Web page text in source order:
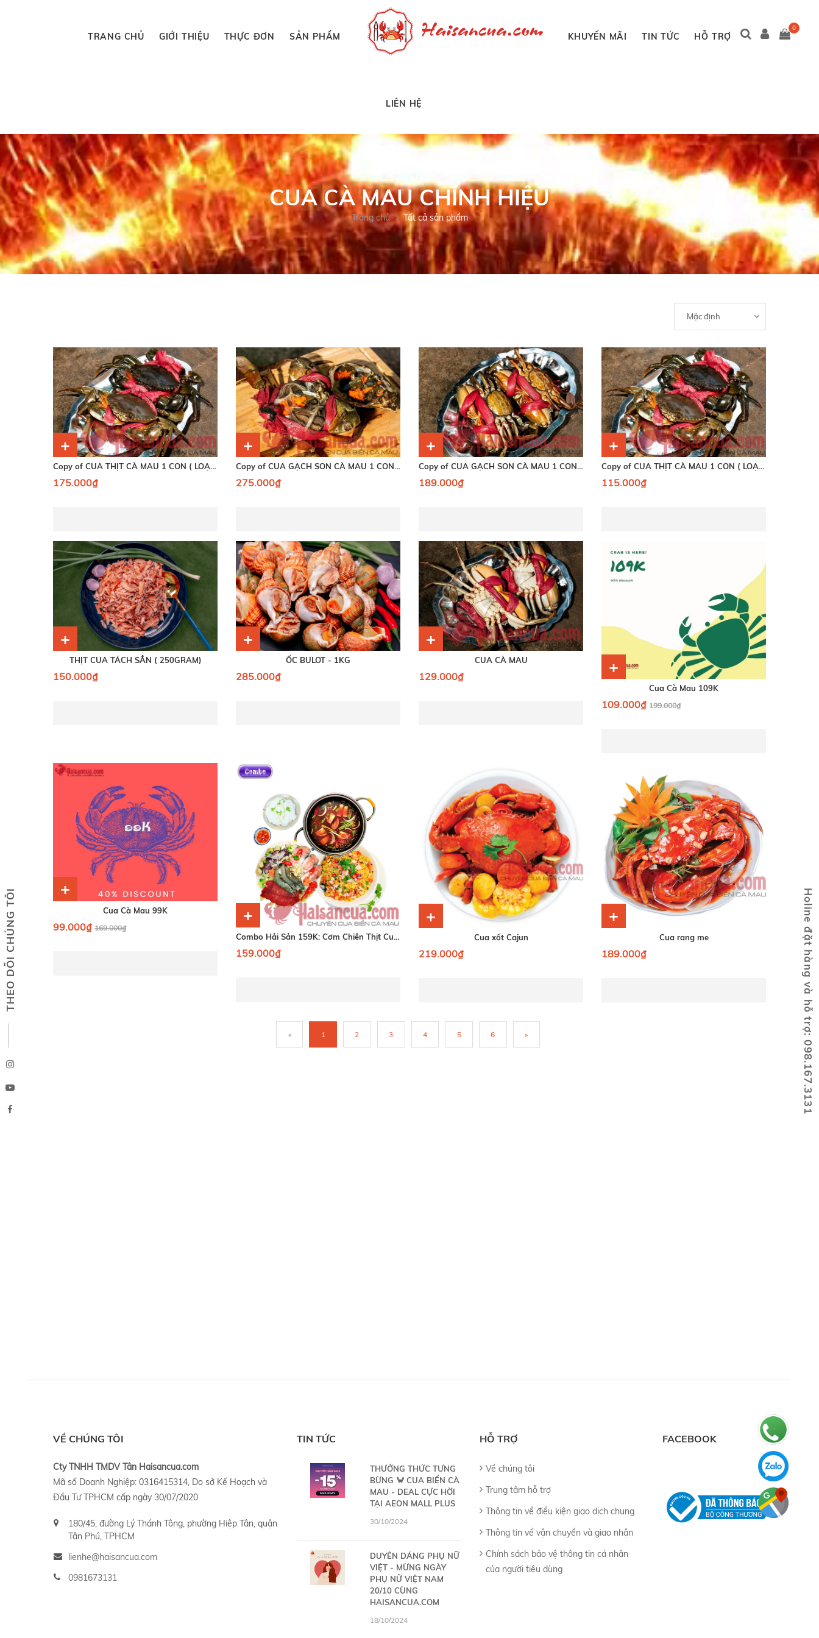
THEO DÕI CHÚNG TÔI Holine đặt hàng và hỗ trợ: 098.167.3131
TRANG CHỦ GIỚI THIỆU THỰC ĐƠN SẢN PHẨM KHUYẾN MÃI TIN TỨC HỖ TRỢ
LIÊN HỆ
0
CUA CÀ MAU CHÍNH HIỆU
Trang chủ Tất cả sản phẩm
+
Copy of CUA THỊT CÀ MAU 1 CON ( LOẠI 350GRAM )
175.000₫
+
Copy of CUA GẠCH SON CÀ MAU 1 CON ( LOẠI 350GRAM )
275.000₫
+
Copy of CUA GẠCH SON CÀ MAU 1 CON ( LOẠI 250RAM )
189.000₫
+
Copy of CUA THỊT CÀ MAU 1 CON ( LOẠI 250GRAM )
115.000₫
+
THỊT CUA TÁCH SẲN ( 250GRAM)
150.000₫
+
ỐC BULOT - 1KG
285.000₫
+
CUA CÀ MAU
129.000₫
+
Cua Cà Mau 109K
109.000₫ 199.000₫
+
Cua Cà Mau 99K
99.000₫ 169.000₫
+
Combo Hải Sản 159K: Cơm Chiên Thịt Cua + Lẩu Thái Hải Sản.
159.000₫
+
Cua xốt Cajun
219.000₫
+
Cua rang me
189.000₫
« 1 2 3 4 5 6 »
VỀ CHÚNG TÔI
Cty TNHH TMDV Tân Haisancua.com
Mã số Doanh Nghiệp: 0316415314, Do sở Kế Hoạch và
Đầu Tư TPHCM cấp ngày 30/07/2020
180/45, đường Lý Thánh Tông, phường Hiệp Tân, quận
Tân Phú, TPHCM
lienhe@haisancua.com
0981673131
TIN TỨC
THƯỞNG THỨC TƯNG
BỪNG 🦀 CUA BIỂN CÀ
MAU - DEAL CỰC HỜI
TẠI AEON MALL PLUS
30/10/2024
DUYÊN DÁNG PHỤ NỮ
VIỆT - MỪNG NGÀY
PHỤ NỮ VIỆT NAM
20/10 CÙNG
HAISANCUA.COM
18/10/2024
HỖ TRỢ
Về chúng tôi
Trung tâm hỗ trợ
Thông tin về điều kiện giao dịch chung
Thông tin về vận chuyển và giao nhận
Chính sách bảo vệ thông tin cá nhân
của người tiêu dùng
FACEBOOK